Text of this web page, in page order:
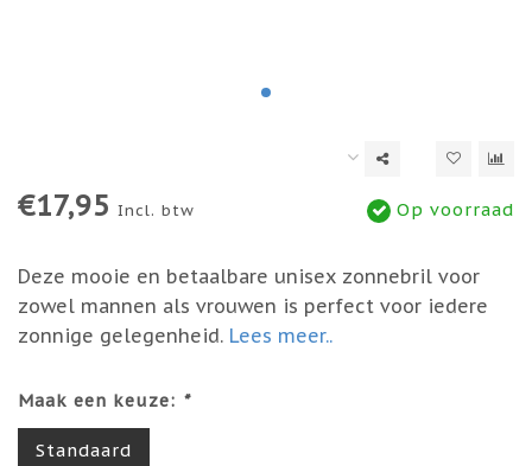
€17,95 Incl. btw Op voorraad
Deze mooie en betaalbare unisex zonnebril voor
zowel mannen als vrouwen is perfect voor iedere
zonnige gelegenheid. Lees meer..
Maak een keuze: *
Standaard